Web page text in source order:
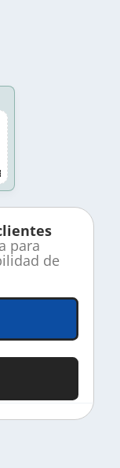
3 6 2 1
para
de